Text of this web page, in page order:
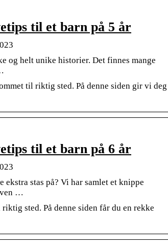
til et barn på 5 år
og helt unike historier. Det finnes mange
til riktig sted. På denne siden gir vi deg
til et barn på 6 år
stas på? Vi har samlet et knippe
…
sted. På denne siden får du en rekke